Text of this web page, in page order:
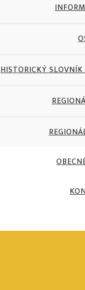
HISTORICKÝ